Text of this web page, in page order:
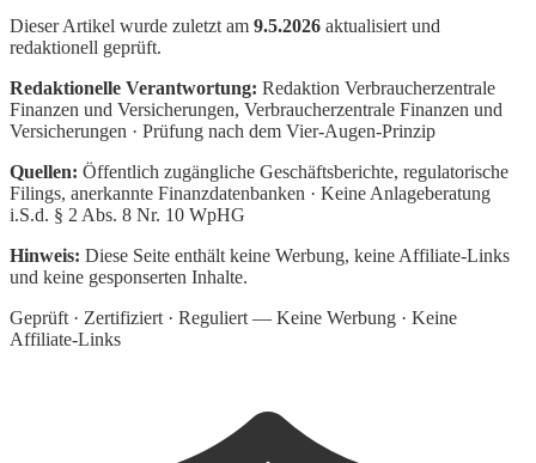
Dieser Artikel wurde zuletzt am 9.5.2026 aktualisiert und
redaktionell geprüft.
Redaktionelle Verantwortung: Redaktion Verbraucherzentrale
Finanzen und Versicherungen, Verbraucherzentrale Finanzen und
Versicherungen · Prüfung nach dem Vier-Augen-Prinzip
Quellen: Öffentlich zugängliche Geschäftsberichte, regulatorische
Filings, anerkannte Finanzdatenbanken · Keine Anlageberatung
i.S.d. § 2 Abs. 8 Nr. 10 WpHG
Hinweis: Diese Seite enthält keine Werbung, keine Affiliate-Links
und keine gesponserten Inhalte.
Geprüft · Zertifiziert · Reguliert — Keine Werbung · Keine
Affiliate-Links